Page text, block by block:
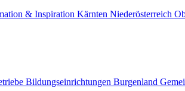
& Inspiration Kärnten Niederösterreich
Bildungseinrichtungen Burgenland